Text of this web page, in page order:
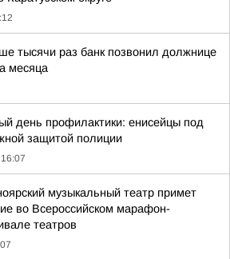
тысячи раз банк позвонил должнице
месяца
день профилактики: енисейцы под
защитой полиции
16:07
музыкальный театр примет
во Всероссийском марафон-
театров